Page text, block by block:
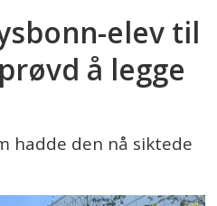
elev til
å legge
hadde den nå siktede